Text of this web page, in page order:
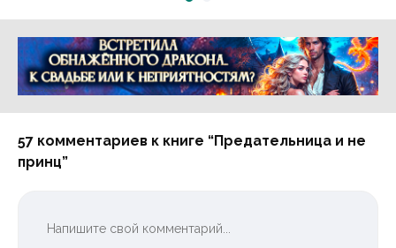
дракона🤰
генерала
Реклама 16+ АО «ЛитГород»
57 комментариев к книге “Предательница и не
принц”